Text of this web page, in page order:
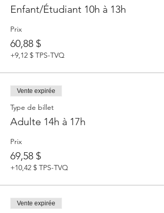
Enfant/Étudiant 10h à 13h
Prix
60,88 $
+9,12 $ TPS-TVQ
Vente expirée
Type de billet
Adulte 14h à 17h
Prix
69,58 $
+10,42 $ TPS-TVQ
Vente expirée